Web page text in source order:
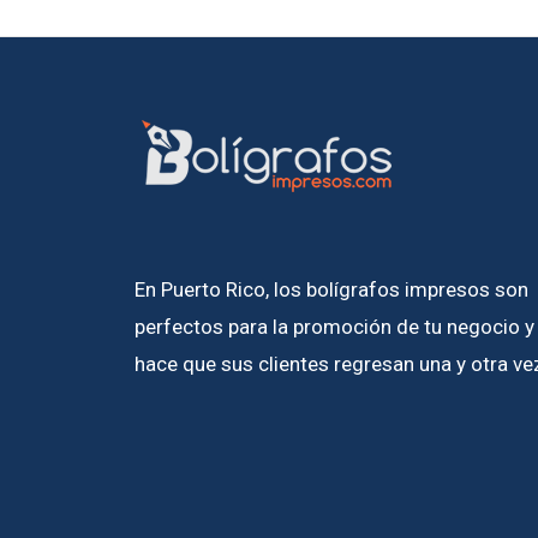
En Puerto Rico, los bolígrafos impresos son
perfectos para la promoción de tu negocio y
hace que sus clientes regresan una y otra